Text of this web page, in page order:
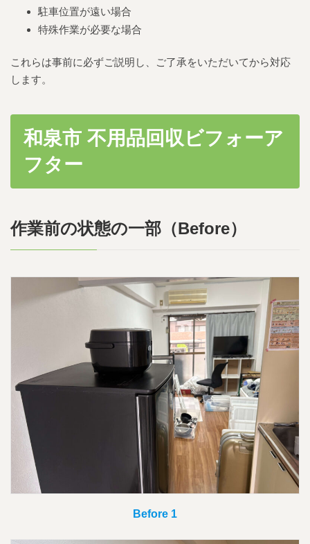
駐車位置が遠い場合
特殊作業が必要な場合
これらは事前に必ずご説明し、ご了承をいただいてから対応
します。
和泉市 不用品回収ビフォーア
フター
作業前の状態の一部（Before）
Before 1